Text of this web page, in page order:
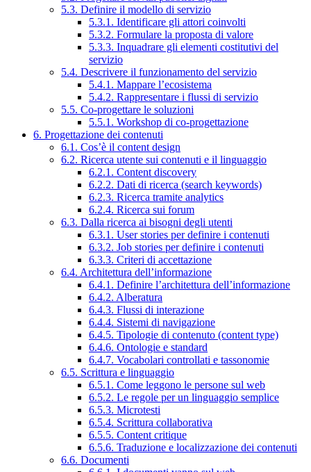
5.3. Definire il modello di servizio
5.3.1. Identificare gli attori coinvolti
5.3.2. Formulare la proposta di valore
5.3.3. Inquadrare gli elementi costitutivi del
servizio
5.4. Descrivere il funzionamento del servizio
5.4.1. Mappare l’ecosistema
5.4.2. Rappresentare i flussi di servizio
5.5. Co-progettare le soluzioni
5.5.1. Workshop di co-progettazione
6. Progettazione dei contenuti
6.1. Cos’è il content design
6.2. Ricerca utente sui contenuti e il linguaggio
6.2.1. Content discovery
6.2.2. Dati di ricerca (search keywords)
6.2.3. Ricerca tramite analytics
6.2.4. Ricerca sui forum
6.3. Dalla ricerca ai bisogni degli utenti
6.3.1. User stories per definire i contenuti
6.3.2. Job stories per definire i contenuti
6.3.3. Criteri di accettazione
6.4. Architettura dell’informazione
6.4.1. Definire l’architettura dell’informazione
6.4.2. Alberatura
6.4.3. Flussi di interazione
6.4.4. Sistemi di navigazione
6.4.5. Tipologie di contenuto (content type)
6.4.6. Ontologie e standard
6.4.7. Vocabolari controllati e tassonomie
6.5. Scrittura e linguaggio
6.5.1. Come leggono le persone sul web
6.5.2. Le regole per un linguaggio semplice
6.5.3. Microtesti
6.5.4. Scrittura collaborativa
6.5.5. Content critique
6.5.6. Traduzione e localizzazione dei contenuti
6.6. Documenti